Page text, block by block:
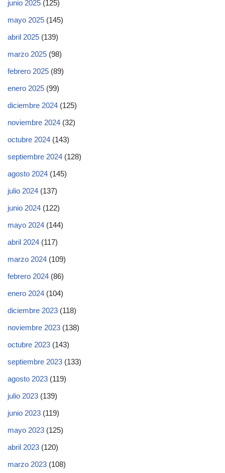
junio 2025 (125)
mayo 2025 (145)
abril 2025 (139)
marzo 2025 (98)
febrero 2025 (89)
enero 2025 (99)
diciembre 2024 (125)
noviembre 2024 (32)
octubre 2024 (143)
septiembre 2024 (128)
agosto 2024 (145)
julio 2024 (137)
junio 2024 (122)
mayo 2024 (144)
abril 2024 (117)
marzo 2024 (109)
febrero 2024 (86)
enero 2024 (104)
diciembre 2023 (118)
noviembre 2023 (138)
octubre 2023 (143)
septiembre 2023 (133)
agosto 2023 (119)
julio 2023 (139)
junio 2023 (119)
mayo 2023 (125)
abril 2023 (120)
marzo 2023 (108)